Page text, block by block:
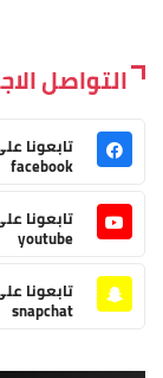
التواصل
تابعونا
facebook
تابعونا
youtube
تابعونا
snapchat